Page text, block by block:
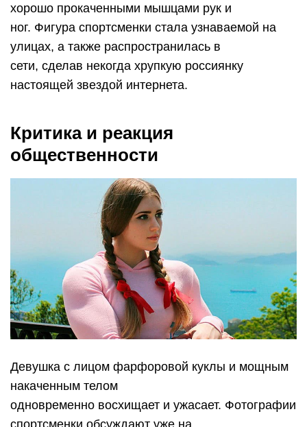
хорошо прокаченными мышцами рук и
ног. Фигура спортсменки стала узнаваемой на
улицах, а также распространилась в
сети, сделав некогда хрупкую россиянку
настоящей звездой интернета.
Критика и реакция
общественности
Девушка с лицом фарфоровой куклы и мощным
накаченным телом
одновременно восхищает и ужасает. Фотографии